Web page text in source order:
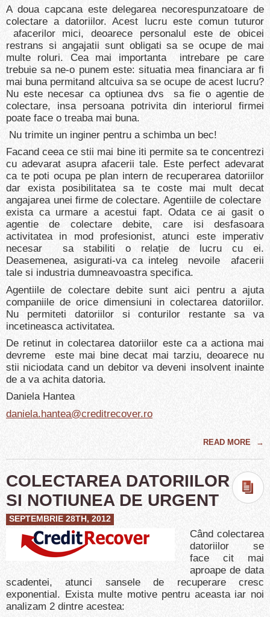
A doua capcana este delegarea necorespunzatoare de
colectare a datoriilor. Acest lucru este comun tuturor
afacerilor mici, deoarece personalul este de obicei
restrans si angajatii sunt obligati sa se ocupe de mai
multe roluri. Cea mai importanta intrebare pe care
trebuie sa ne-o punem este: situatia mea financiara ar fi
mai buna permitand altcuiva sa se ocupe de acest lucru?
Nu este necesar ca optiunea dvs sa fie o agentie de
colectare, insa persoana potrivita din interiorul firmei
poate face o treaba mai buna.
Nu trimite un inginer pentru a schimba un bec!
Facand ceea ce stii mai bine iti permite sa te concentrezi
cu adevarat asupra afacerii tale. Este perfect adevarat
ca te poti ocupa pe plan intern de recuperarea datoriilor
dar exista posibilitatea sa te coste mai mult decat
angajarea unei firme de colectare. Agentiile de colectare
exista ca urmare a acestui fapt. Odata ce ai gasit o
agentie de colectare debite, care isi desfasoara
activitatea in mod profesionist, atunci este imperativ
necesar sa stabiliti o relație de lucru cu ei.
Deasemenea, asigurati-va ca inteleg nevoile afacerii
tale si industria dumneavoastra specifica.
Agentiile de colectare debite sunt aici pentru a ajuta
companiile de orice dimensiuni in colectarea datoriilor.
Nu permiteti datoriilor si conturilor restante sa va
incetineasca activitatea.
De retinut in colectarea datoriilor este ca a actiona mai
devreme este mai bine decat mai tarziu, deoarece nu
stii niciodata cand un debitor va deveni insolvent inainte
de a va achita datoria.
Daniela Hantea
daniela.hantea@creditrecover.ro
READ MORE →
COLECTAREA DATORIILOR
SI NOTIUNEA DE URGENT
SEPTEMBRIE 28TH, 2012
Când colectarea
datoriilor se
face cit mai
aproape de data
scadentei, atunci sansele de recuperare cresc
exponential. Exista multe motive pentru aceasta iar noi
analizam 2 dintre acestea: